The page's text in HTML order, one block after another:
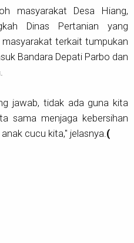
masyarakat Desa Hiang,
Dinas Pertanian yang
terkait tumpukan
Bandara Depati Parbo dan
jawab, tidak ada guna kita
sama menjaga kebersihan
cucu kita," jelasnya.(